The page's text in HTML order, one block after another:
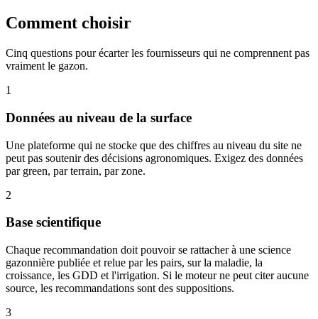
Comment choisir
Cinq questions pour écarter les fournisseurs qui ne comprennent pas
vraiment le gazon.
1
Données au niveau de la surface
Une plateforme qui ne stocke que des chiffres au niveau du site ne
peut pas soutenir des décisions agronomiques. Exigez des données
par green, par terrain, par zone.
2
Base scientifique
Chaque recommandation doit pouvoir se rattacher à une science
gazonnière publiée et relue par les pairs, sur la maladie, la
croissance, les GDD et l'irrigation. Si le moteur ne peut citer aucune
source, les recommandations sont des suppositions.
3